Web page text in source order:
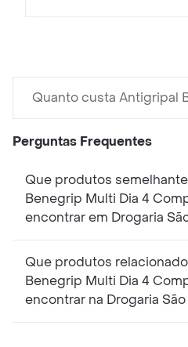
Quanto custa Antigripal
Perguntas Frequentes
Que produtos
Benegrip Multi Dia 4
encontrar em Drogaria
Que produtos
Benegrip Multi Dia 4
encontrar na Drogaria São